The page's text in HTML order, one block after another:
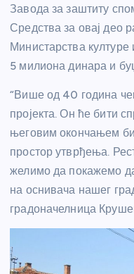
Завода за заштиту
Средства за овај део
Министарства
5 милиона динара и
“Више од 40 година
пројекта. Он ће бити
његовим окончањем
простор утврђења.
желимо да покажемо
на оснивача нашег
градоначелница